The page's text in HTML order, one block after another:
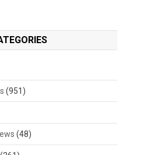
(951)
(48)